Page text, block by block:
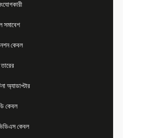
সমাবেশ
কেবল
অ্যাডাপ্টার
কেবল
কেবল